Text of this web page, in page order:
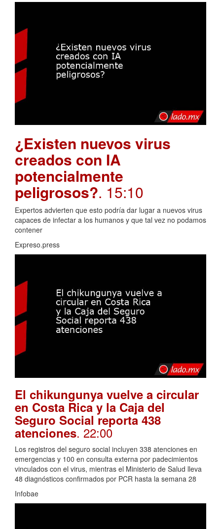
¿Existen nuevos virus
creados con IA
potencialmente
peligrosos?. 15:10
Expertos advierten que esto podría dar lugar a nuevos virus
capaces de infectar a los humanos y que tal vez no podamos
contener
Expreso.press
El chikungunya vuelve a circular
en Costa Rica y la Caja del
Seguro Social reporta 438
atenciones. 22:00
Los registros del seguro social incluyen 338 atenciones en
emergencias y 100 en consulta externa por padecimientos
vinculados con el virus, mientras el Ministerio de Salud lleva
48 diagnósticos confirmados por PCR hasta la semana 28
Infobae